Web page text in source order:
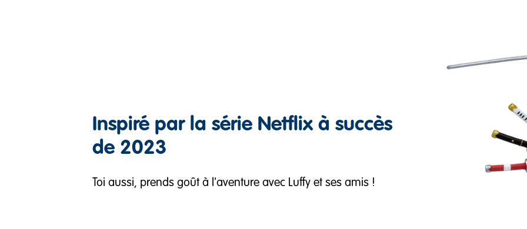
Inspiré par la série Netflix à succès
de 2023
Toi aussi, prends goût à l'aventure avec Luffy et ses amis !